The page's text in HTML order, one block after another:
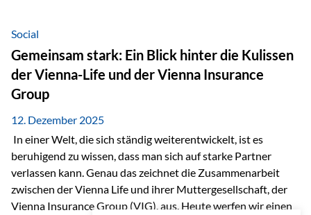
hinzukommen, spielt nicht nur die Rendite eine Rolle. Auch
steuerliche Effekte haben einen erheblichen Einfluss auf…
Social
Gemeinsam stark: Ein Blick hinter die Kulissen
der Vienna-Life und der Vienna Insurance
Group
12. Dezember 2025
In einer Welt, die sich ständig weiterentwickelt, ist es
beruhigend zu wissen, dass man sich auf starke Partner
verlassen kann. Genau das zeichnet die Zusammenarbeit
zwischen der Vienna Life und ihrer Muttergesellschaft, der
Vienna Insurance Group (VIG), aus. Heute werfen wir einen